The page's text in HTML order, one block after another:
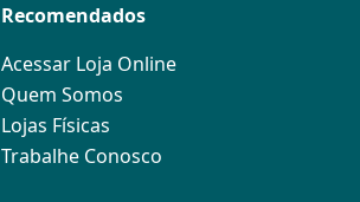
Recomendados
Acessar Loja Online
Quem Somos
Lojas Físicas
Trabalhe Conosco